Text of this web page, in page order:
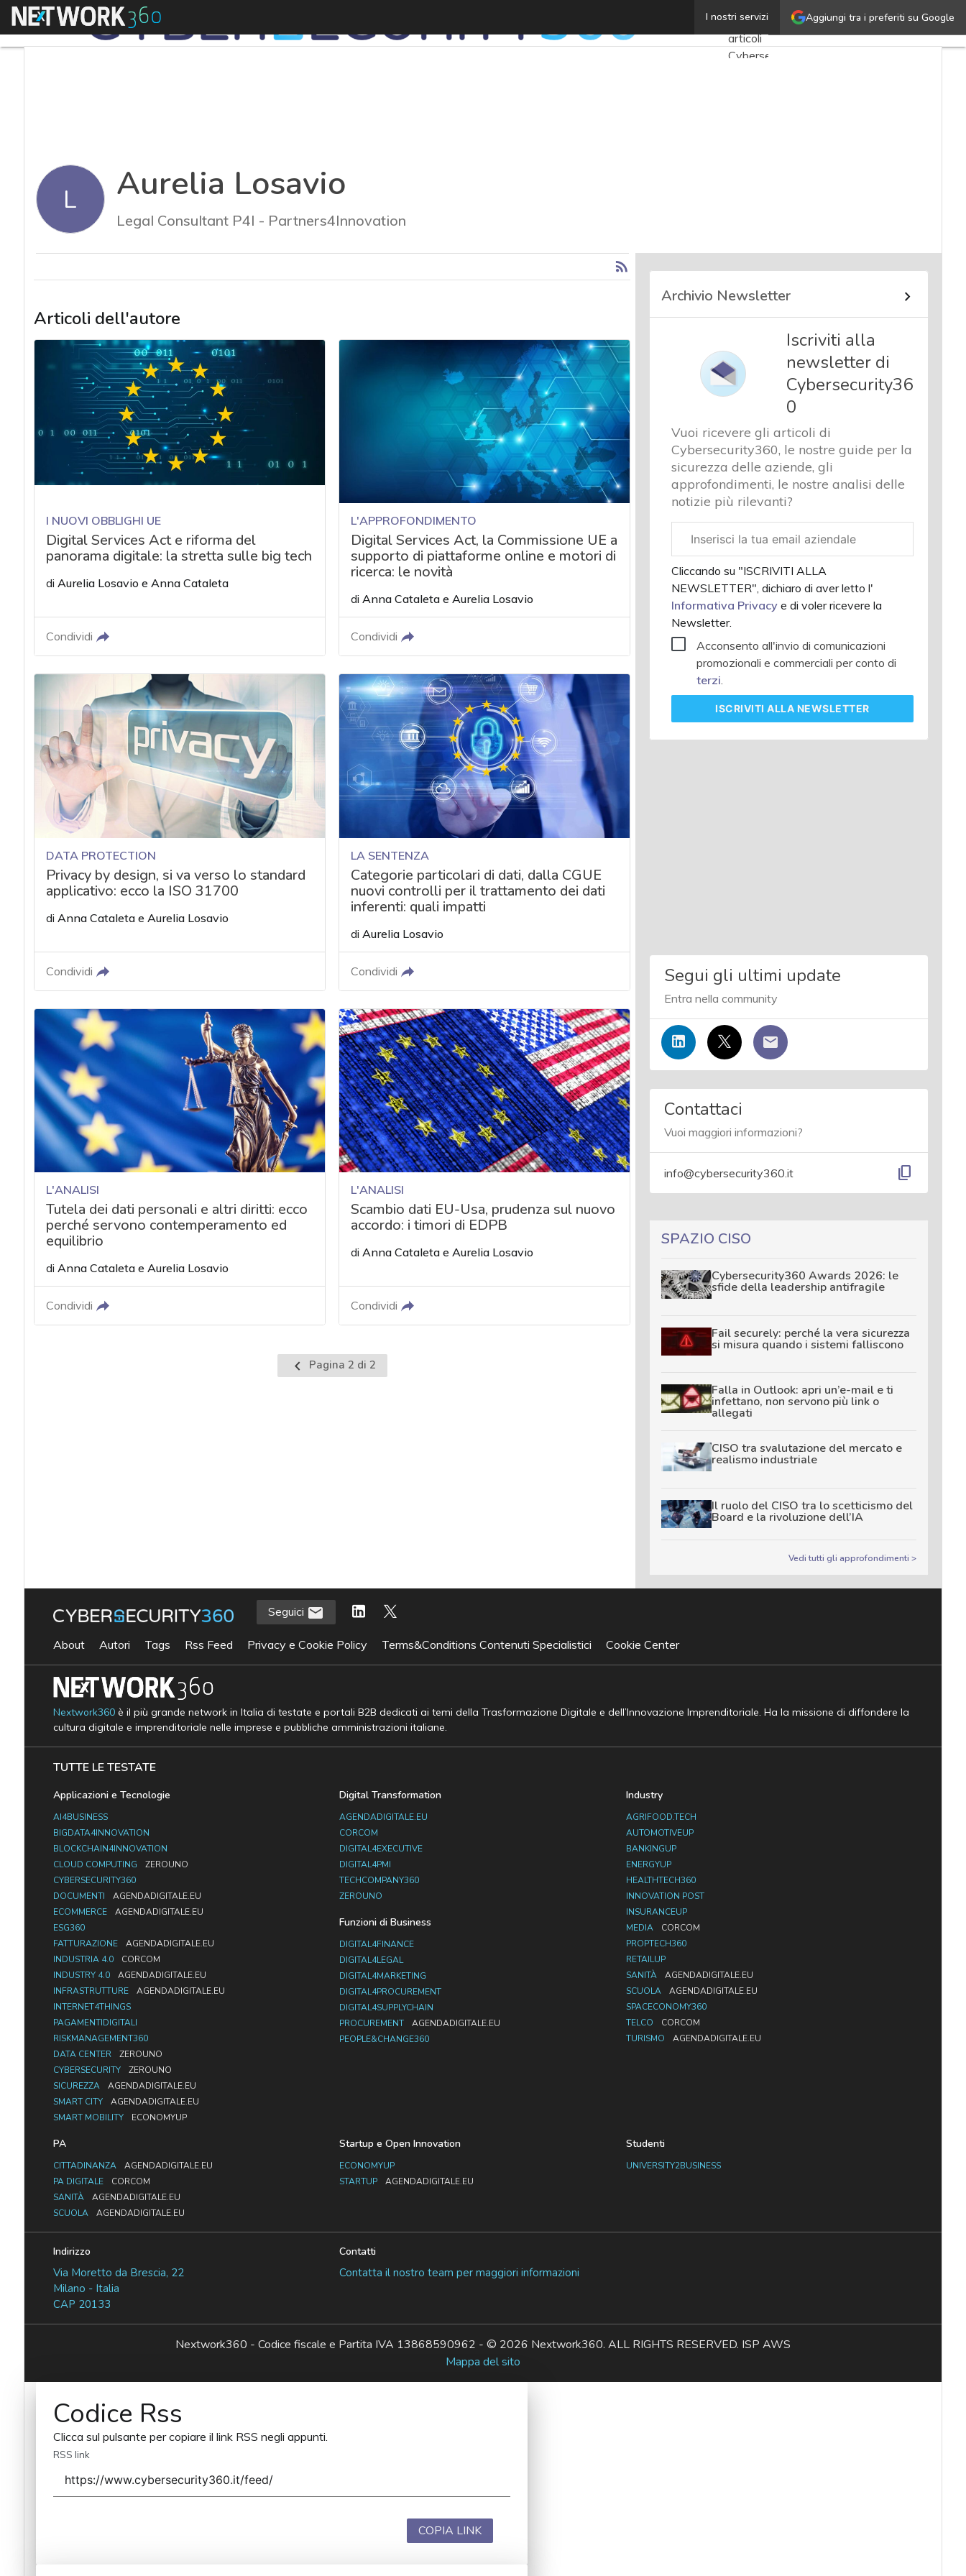
Aggiungi tra i preferiti su Google
I nostri servizi
Menu Aurelia LosavioUltimi
articoli
Cybersecurity
News,
attualità
Cyber
sicurezza
e privacy
Corsi
Chi
siamo
L Aurelia Losavio
Legal Consultant P4I - Partners4Innovation
Articoli dell'autore
I NUOVI OBBLIGHI UE
Digital Services Act e riforma del
panorama digitale: la stretta sulle big tech
di Aurelia Losavio e Anna Cataleta
Condividi
L'APPROFONDIMENTO
Digital Services Act, la Commissione UE a
supporto di piattaforme online e motori di
ricerca: le novità
diAnna Cataleta eAurelia Losavio
Condividi
DATA PROTECTION
Privacy by design, si va verso lo standard
applicativo: ecco la ISO 31700
di Anna Cataletae Aurelia Losavio
Condividi
LA SENTENZA
Categorie particolari di dati, dalla CGUE
nuovi controlli per il trattamento dei dati
inferenti: quali impatti
diAurelia Losavio
Condividi
L'ANALISI
Tutela dei dati personali e altri diritti: ecco
perché servono contemperamento ed
equilibrio
di Anna Cataletae Aurelia Losavio
Condividi
L'ANALISI
Scambio dati EU-Usa, prudenza sul nuovo
accordo: i timori di EDPB
diAnna Cataleta eAurelia Losavio
Condividi
Pagina
precedente
Pagina 2 di 2
Archivio Newsletter
Iscriviti alla
newsletter di
Cybersecurity36
0
Vuoi ricevere gli articoli di
Cybersecurity360, le nostre guide per la
sicurezza delle aziende, gli
approfondimenti, le nostre analisi delle
notizie più rilevanti?
aziendale
Cliccando su "ISCRIVITI ALLA
NEWSLETTER", dichiaro di aver letto l'
Informativa Privacye di voler ricevere la
Newsletter.
Acconsento all'invio di comunicazioni
promozionali e commerciali per conto di
terzi.
ISCRIVITIALLA NEWSLETTER
Segui gli ultimi update
Entra nella community
Contattaci
Vuoi maggiori informazioni?
info@cybersecurity360.it content_copy
SPAZIO CISO
Cybersecurity360 Awards 2026: le
sfide della leadership antifragile
Fail securely: perché la vera sicurezza
si misura quando i sistemi falliscono
Falla in Outlook: apri un’e-mail e ti
infettano, non servono più link o
allegati
CISO tra svalutazione del mercato e
realismo industriale
Il ruolo del CISO tra lo scetticismo del
Board e la rivoluzione dell’IA
Vedi tutti gli approfondimenti >
Seguici
About Autori Tags Rss Feed Privacy e Cookie Policy Terms&Conditions Contenuti Specialistici Cookie Center
Nextwork360è il più grande network in Italia di testate e portali B2B dedicati ai temi della Trasformazione Digitale e dell’Innovazione Imprenditoriale. Ha la missione di diffondere la
cultura digitale e imprenditoriale nelle imprese e pubbliche amministrazioni italiane.
TUTTE LE TESTATE
Applicazioni e Tecnologie
AI4BUSINESS
BIGDATA4INNOVATION
BLOCKCHAIN4INNOVATION
CLOUD COMPUTING
ZEROUNO
CYBERSECURITY360
DOCUMENTI
AGENDADIGITALE.EU
ECOMMERCE
AGENDADIGITALE.EU
ESG360
FATTURAZIONE
AGENDADIGITALE.EU
INDUSTRIA 4.0
CORCOM
INDUSTRY 4.0
AGENDADIGITALE.EU
INFRASTRUTTURE
AGENDADIGITALE.EU
INTERNET4THINGS
PAGAMENTIDIGITALI
RISKMANAGEMENT360
DATA CENTER
ZEROUNO
CYBERSECURITY
ZEROUNO
SICUREZZA
AGENDADIGITALE.EU
SMART CITY
AGENDADIGITALE.EU
SMART MOBILITY
ECONOMYUP
Digital Transformation
AGENDADIGITALE.EU
CORCOM
DIGITAL4EXECUTIVE
DIGITAL4PMI
TECHCOMPANY360
ZEROUNO
Funzioni di Business
DIGITAL4FINANCE
DIGITAL4LEGAL
DIGITAL4MARKETING
DIGITAL4PROCUREMENT
DIGITAL4SUPPLYCHAIN
PROCUREMENT
AGENDADIGITALE.EU
PEOPLE&CHANGE360
Industry
AGRIFOOD.TECH
AUTOMOTIVEUP
BANKINGUP
ENERGYUP
HEALTHTECH360
INNOVATION POST
INSURANCEUP
MEDIA
CORCOM
PROPTECH360
RETAILUP
SANITÀ
AGENDADIGITALE.EU
SCUOLA
AGENDADIGITALE.EU
SPACECONOMY360
TELCO
CORCOM
TURISMO
AGENDADIGITALE.EU
PA
CITTADINANZA
AGENDADIGITALE.EU
PA DIGITALE
CORCOM
SANITÀ
AGENDADIGITALE.EU
SCUOLA
AGENDADIGITALE.EU
Startup e Open Innovation
ECONOMYUP
STARTUP
AGENDADIGITALE.EU
Studenti
UNIVERSITY2BUSINESS
Indirizzo
Via Moretto da Brescia, 22
Milano - Italia
CAP 20133
Contatti
Contatta il nostro team per maggiori informazioni
Nextwork360 - Codice fiscale e Partita IVA 13868590962 - © 2026 Nextwork360. ALL RIGHTS RESERVED. ISP AWS
Mappa del sito
Codice Rss
Clicca sul pulsante per copiare il link RSS negli appunti.
RSS link
COPIA LINK